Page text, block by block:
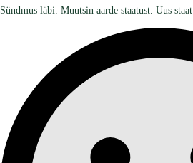
Sündmus läbi. Muutsin aarde staatust. Uus